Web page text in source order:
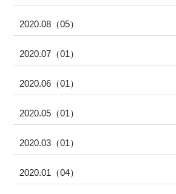
2020.08（05）
2020.07（01）
2020.06（01）
2020.05（01）
2020.03（01）
2020.01（04）